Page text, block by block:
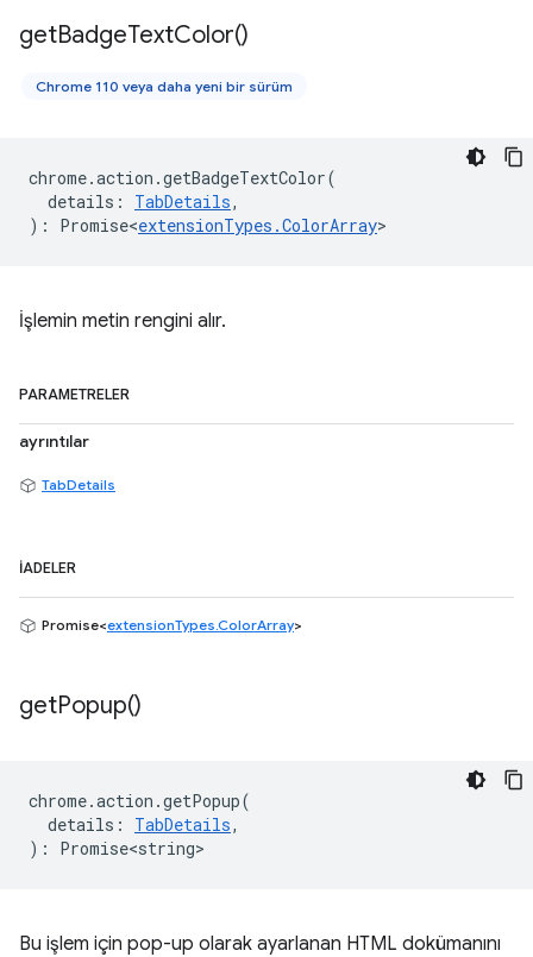
getBadgeTextColor()
Chrome 110 veya daha yeni bir sürüm
chrome.action .getBadgeTextColor(
details : TabDetails,
) : Promise<extensionTypes .ColorArray>
İşlemin metin rengini alır.
PARAMETRELER
ayrıntılar
TabDetails
İADELER
Promise<extensionTypes.ColorArray>
getPopup()
chrome.action .getPopup(
details : TabDetails,
) : Promise<string>
Bu işlem için pop-up olarak ayarlanan HTML dokümanını